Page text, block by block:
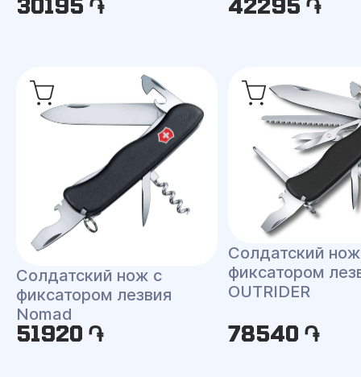
30195 ֏ 42295 ֏
Солдатский нож с
фиксатором лезвия
Nomad
51920 ֏
Солдатский
фиксатором
OUTRIDER
78540 ֏